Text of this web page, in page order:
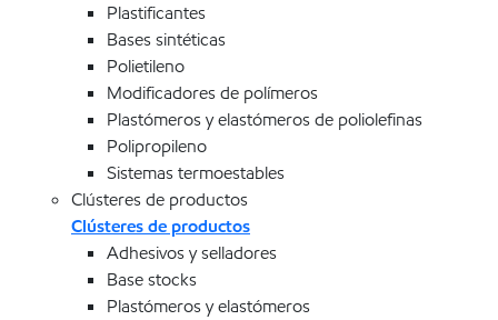
Plastificantes
Bases sintéticas
Polietileno
Modificadores de polímeros
Plastómeros y elastómeros de poliolefinas
Polipropileno
Sistemas termoestables
Clústeres de productos
Clústeres de productos
Adhesivos y selladores
Base stocks
Plastómeros y elastómeros